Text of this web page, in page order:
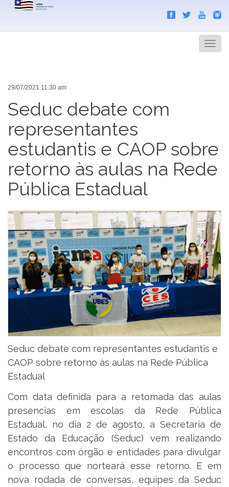
Menu
29/07/2021 11:30 am
Seduc debate com
representantes
estudantis e CAOP sobre
retorno às aulas na Rede
Pública Estadual
Seduc debate com representantes estudantis e
CAOP sobre retorno às aulas na Rede Pública
Estadual
Com data definida para a retomada das aulas
presencias em escolas da Rede Pública
Estadual, no dia 2 de agosto, a Secretaria de
Estado da Educação (Seduc) vem realizando
encontros com órgão e entidades para divulgar
o processo que norteará esse retorno. E em
nova rodada de conversas, equipes da Seduc